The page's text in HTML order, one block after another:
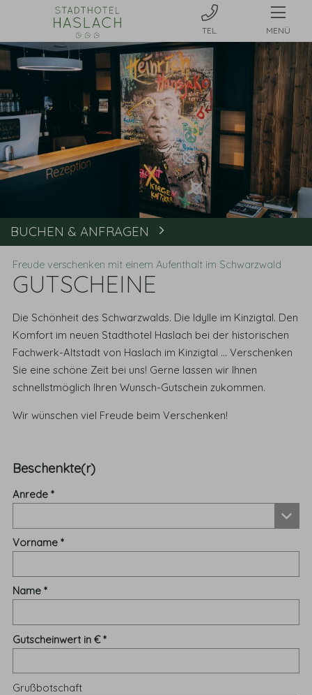
MENÜ
BUCHEN & ANFRAGEN Buchen
Freude verschenken mit einem Aufenthalt im Schwarzwald
GUTSCHEINE
Die Schönheit des Schwarzwalds. Die Idylle im Kinzigtal. Den
Komfort im neuen Stadthotel Haslach bei der historischen
Fachwerk-Altstadt von Haslach im Kinzigtal ... Verschenken
Sie eine schöne Zeit bei uns! Gerne lassen wir Ihnen
schnellstmöglich Ihren Wunsch-Gutschein zukommen.
Wir wünschen viel Freude beim Verschenken!
Beschenkte(r)
Anrede
Vorname
Name
Gutscheinwert in €
Grußbotschaft